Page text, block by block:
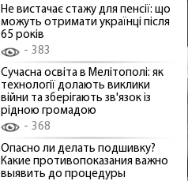
Не вистачає стажу для пенсії: що
можуть отримати українці після
65 років
383
Сучасна освіта в Мелітополі: як
технології долають виклики
війни та зберігають зв'язок із
рідною громадою
368
Опасно ли делать подшивку?
Какие противопоказания важно
выявить до процедуры